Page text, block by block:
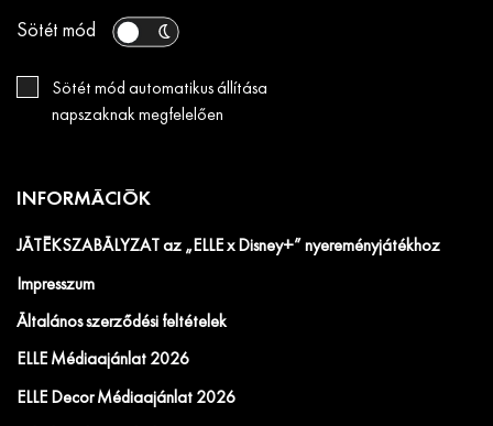
Sötét mód
Sötét mód automatikus állítása
napszaknak megfelelően
INFORMÁCIÓK
JÁTÉKSZABÁLYZAT az „ELLE x Disney+” nyereményjátékhoz
Impresszum
Általános szerződési feltételek
ELLE Médiaajánlat 2026
ELLE Decor Médiaajánlat 2026